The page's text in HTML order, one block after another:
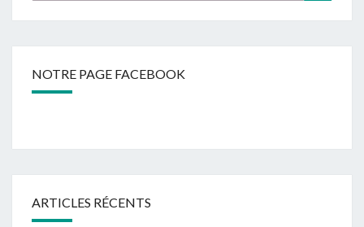
NOTRE PAGE FACEBOOK
ARTICLES RÉCENTS